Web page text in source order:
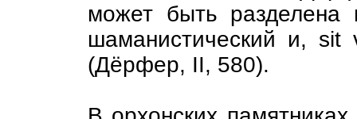
может быть разделена
шаманистический и, sit
(Дёpфep, II, 580).